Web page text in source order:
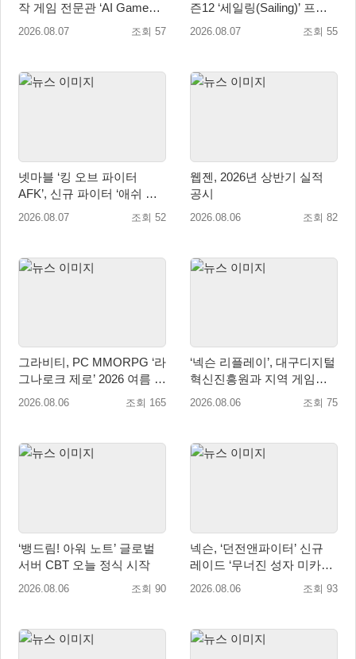
작 게임 전문관 ‘AI Games’
오픈
2026.08.07 조회 57
즌12 ‘세일링(Sailing)’ 프리
시즌 시작
2026.08.07 조회 55
넷마블 ‘킹 오브 파이터
AFK’, 신규 파이터 ‘애쉬 크
림존’ 업데이트
2026.08.07 조회 52
웹젠, 2026년 상반기 실적
공시
2026.08.06 조회 82
그라비티, PC MMORPG ‘라
그나로크 제로’ 2026 여름 프
로모션 진행!
2026.08.06 조회 165
‘넥슨 리플레이’, 대구디지털
혁신진흥원과 지역 게임산
업 육성 위한 업무협약 체결
2026.08.06 조회 75
‘뱅드림! 아워 노트’ 글로벌
서버 CBT 오늘 정식 시작
2026.08.06 조회 90
넥슨, ‘던전앤파이터’ 신규
레이드 ‘무너진 성자 미카엘
라’ 업데이트!
2026.08.06 조회 93